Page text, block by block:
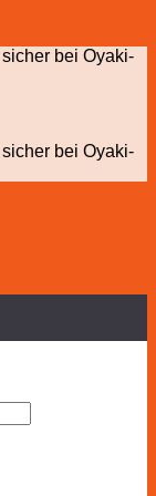
bei Oyaki-
bei Oyaki-